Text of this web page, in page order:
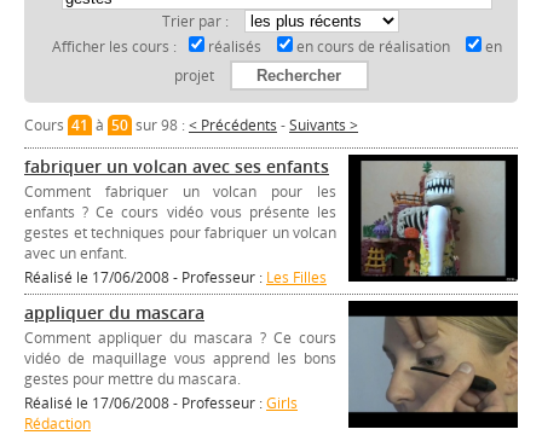
Trier par :
Afficher les cours :
réalisés en cours de réalisation
en
projet
Cours 41à 50sur 98 :< Précédents -Suivants >
fabriquer un volcan avec ses enfants
Comment fabriquer un volcan pour les
enfants ? Ce cours vidéo vous présente les
gestes et techniques pour fabriquer un volcan
avec un enfant.
Réalisé le 17/06/2008 - Professeur : Les Filles
appliquer du mascara
Comment appliquer du mascara ? Ce cours
vidéo de maquillage vous apprend les bons
gestes pour mettre du mascara.
Réalisé le 17/06/2008 - Professeur :Girls
Rédaction